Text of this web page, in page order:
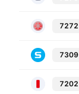
7272
7309
7202